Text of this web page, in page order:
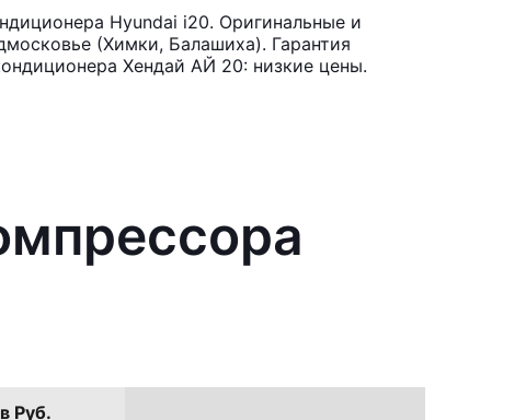
Hyundai i20. Оригинальные и
(Химки, Балашиха). Гарантия
Хендай АЙ 20: низкие цены.
Руб.